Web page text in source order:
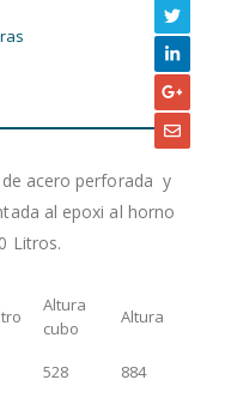
de acero perforada y
al epoxi al horno
Litros.
Altura
cubo
Altura
528 884